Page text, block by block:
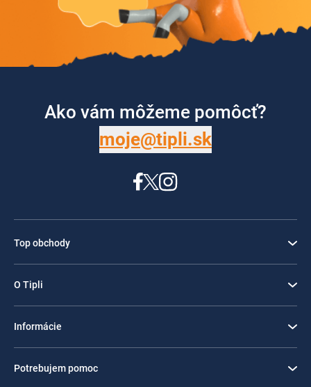
Ako vám môžeme pomôcť?
moje@tipli.sk
Top obchody
O Tipli
Informácie
Potrebujem pomoc